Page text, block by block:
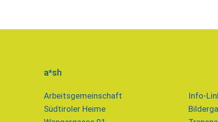
a*sh
Arbeitsgemeinschaft
Südtiroler Heime
Info-